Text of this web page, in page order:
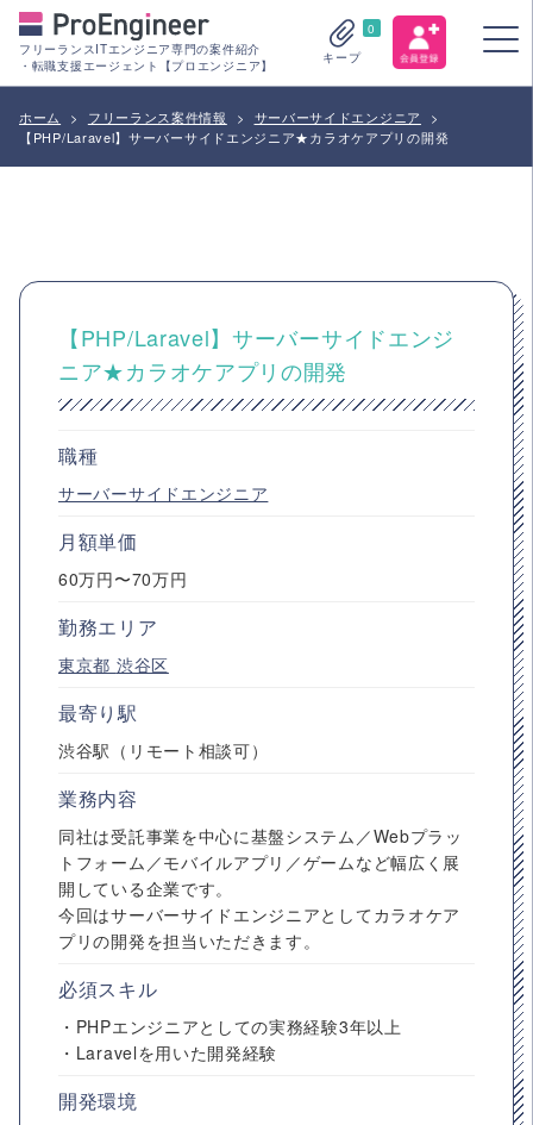
フリーランスITエンジニア専門の案件紹介
・転職支援エージェント【プロエンジニア】
0
キープ
ホーム > フリーランス案件情報 > サーバーサイドエンジニア
>
【PHP/Laravel】サーバーサイドエンジニア★カラオケアプリの開発
【PHP/Laravel】サーバーサイドエンジ
ニア★カラオケアプリの開発
職種
サーバーサイドエンジニア
月額単価
60万円〜70万円
勤務エリア
東京都 渋谷区
最寄り駅
渋谷駅（リモート相談可）
業務内容
同社は受託事業を中心に基盤システム／Webプラッ
トフォーム／モバイルアプリ／ゲームなど幅広く展
開している企業です。
今回はサーバーサイドエンジニアとしてカラオケア
プリの開発を担当いただきます。
必須スキル
・PHPエンジニアとしての実務経験3年以上
・Laravelを用いた開発経験
開発環境